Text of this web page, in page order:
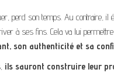
perd son temps. Au contraire,
à ses fins. Cela va lui permettre
son authenticité et sa
ils sauront construire leur